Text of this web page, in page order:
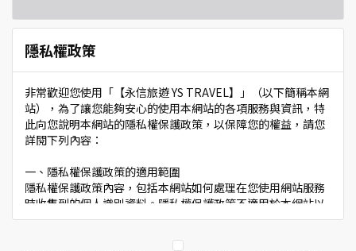
隱私權政策
非常歡迎您使用「【永信旅遊 YS TRAVEL】」（以下簡稱本網
站），為了讓您能夠安心的使用本網站的各項服務與資訊，特
此向您說明本網站的隱私權保護政策，以保障您的權益，請您
詳閱下列內容：
一、隱私權保護政策的適用範圍
隱私權保護政策內容，包括本網站如何處理在您使用網站服務
時收集到的個人識別資料。隱私權保護政策不適用於本網站以
外的相關連結網站，也不適用於非本網站所委託或參與管理的